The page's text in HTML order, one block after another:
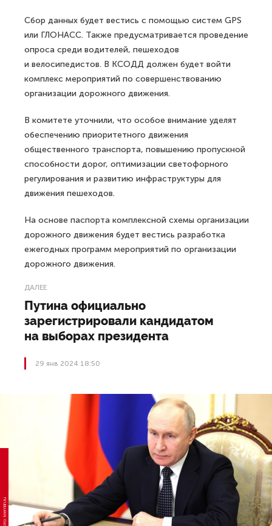
Сбор данных будет вестись с помощью систем GPS
или ГЛОНАСС. Также предусматривается проведение
опроса среди водителей, пешеходов
и велосипедистов. В КСОДД должен будет войти
комплекс мероприятий по совершенствованию
организации дорожного движения.
В комитете уточнили, что особое внимание уделят
обеспечению приоритетного движения
общественного транспорта, повышению пропускной
способности дорог, оптимизации светофорного
регулирования и развитию инфраструктуры для
движения пешеходов.
На основе паспорта комплексной схемы организации
дорожного движения будет вестись разработка
ежегодных программ мероприятий по организации
дорожного движения.
ДАЛЕЕ
Путина официально
зарегистрировали кандидатом
на выборах президента
29 янв 2024 18:50
Фото: kremlin.ru